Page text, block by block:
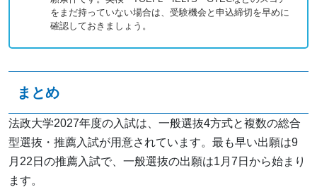
をまだ持っていない場合は、受験機会と申込締切を早めに
確認しておきましょう。
まとめ
法政大学2027年度の入試は、一般選抜4方式と複数の総合
型選抜・推薦入試が用意されています。最も早い出願は9
月22日の推薦入試で、一般選抜の出願は1月7日から始まり
ます。